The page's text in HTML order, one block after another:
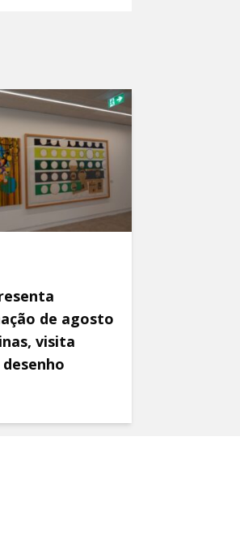
de agosto
visita